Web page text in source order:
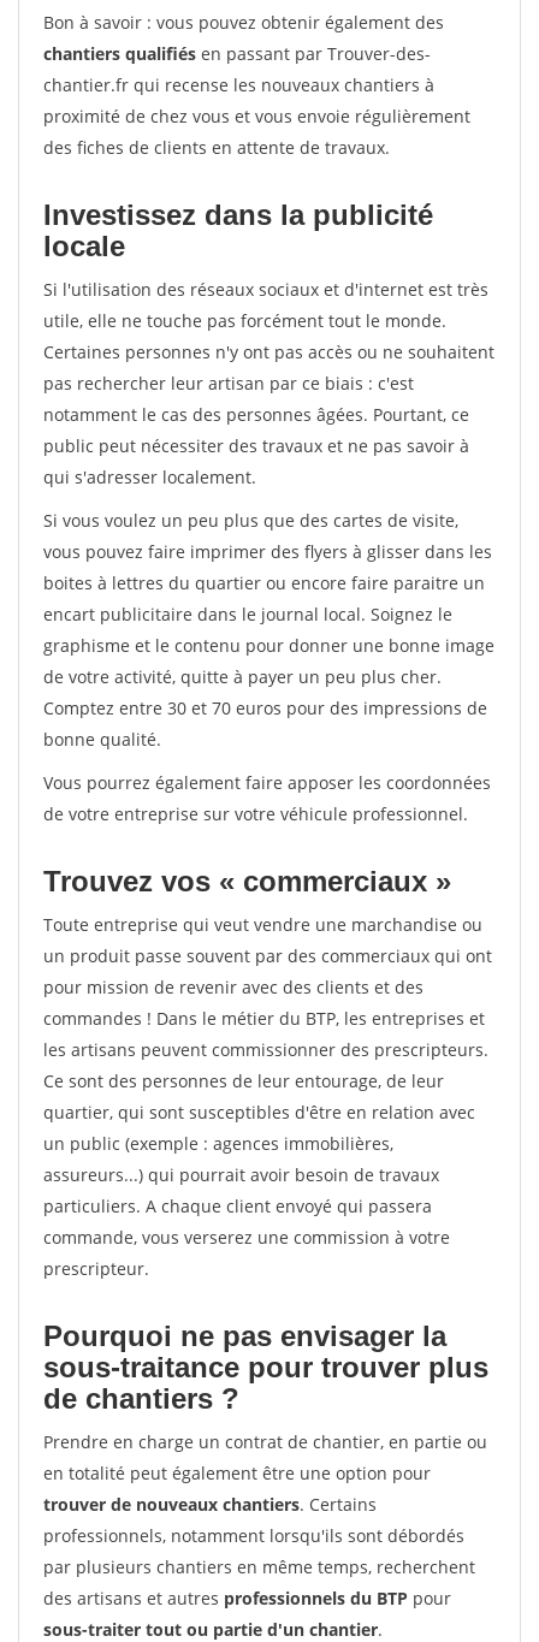
Bon à savoir : vous pouvez obtenir également des
chantiers qualifiés en passant par Trouver-des-
chantier.fr qui recense les nouveaux chantiers à
proximité de chez vous et vous envoie régulièrement
des fiches de clients en attente de travaux.
Investissez dans la publicité
locale
Si l'utilisation des réseaux sociaux et d'internet est très
utile, elle ne touche pas forcément tout le monde.
Certaines personnes n'y ont pas accès ou ne souhaitent
pas rechercher leur artisan par ce biais : c'est
notamment le cas des personnes âgées. Pourtant, ce
public peut nécessiter des travaux et ne pas savoir à
qui s'adresser localement.
Si vous voulez un peu plus que des cartes de visite,
vous pouvez faire imprimer des flyers à glisser dans les
boites à lettres du quartier ou encore faire paraitre un
encart publicitaire dans le journal local. Soignez le
graphisme et le contenu pour donner une bonne image
de votre activité, quitte à payer un peu plus cher.
Comptez entre 30 et 70 euros pour des impressions de
bonne qualité.
Vous pourrez également faire apposer les coordonnées
de votre entreprise sur votre véhicule professionnel.
Trouvez vos « commerciaux »
Toute entreprise qui veut vendre une marchandise ou
un produit passe souvent par des commerciaux qui ont
pour mission de revenir avec des clients et des
commandes ! Dans le métier du BTP, les entreprises et
les artisans peuvent commissionner des prescripteurs.
Ce sont des personnes de leur entourage, de leur
quartier, qui sont susceptibles d'être en relation avec
un public (exemple : agences immobilières,
assureurs...) qui pourrait avoir besoin de travaux
particuliers. A chaque client envoyé qui passera
commande, vous verserez une commission à votre
prescripteur.
Pourquoi ne pas envisager la
sous-traitance pour trouver plus
de chantiers ?
Prendre en charge un contrat de chantier, en partie ou
en totalité peut également être une option pour
trouver de nouveaux chantiers. Certains
professionnels, notamment lorsqu'ils sont débordés
par plusieurs chantiers en même temps, recherchent
des artisans et autres professionnels du BTP pour
sous-traiter tout ou partie d'un chantier.